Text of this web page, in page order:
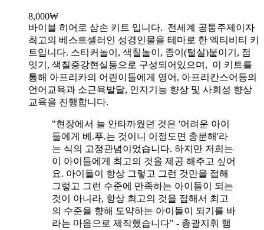
8,000₩
바이블 히어로 삼손 키트 입니다. 전세계 공통주제이자
최고의 베스트셀러인 성경인물을 테마로 한 엑티비티 키
트입니다. 스티커놀이, 색칠놀이, 종이(털실)붙이기, 점
잇기, 색칠증강현실등으로 구성되어있으며, 이 키트를
통해 아프리카의 어린이들에게 영어, 아프리칸스어등의
언어교육과 소근육발달, 인지기능 향상 및 사회성 향상
교육을 진행합니다.
"현장에서 늘 안타까웠던 것은 '어려운 아이
들에게 베.푸.는 것이니 이정도면 충분해'라
는 식의 고정관념이었습니다. 하지만 저희는
이 아이들에게 최고의 것을 제공 해주고 싶어
요. 아이들이 항상 그렇고 그런 것만을 접해
그렇고 그런 수준에 만족하는 아이들이 되는
것이 아니라, 항상 최고의 것을 접해서 최고
의 수준을 향해 도약하는 아이들이 되기를 바
라는 마음으로 제작했습니다" - 총괄지휘 햄